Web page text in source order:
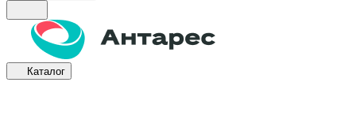
Каталог